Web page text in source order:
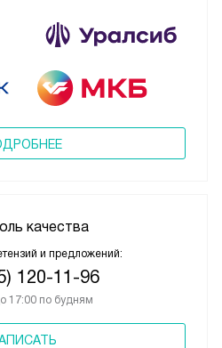
качества
и предложений:
120-11-96
17:00 по будням